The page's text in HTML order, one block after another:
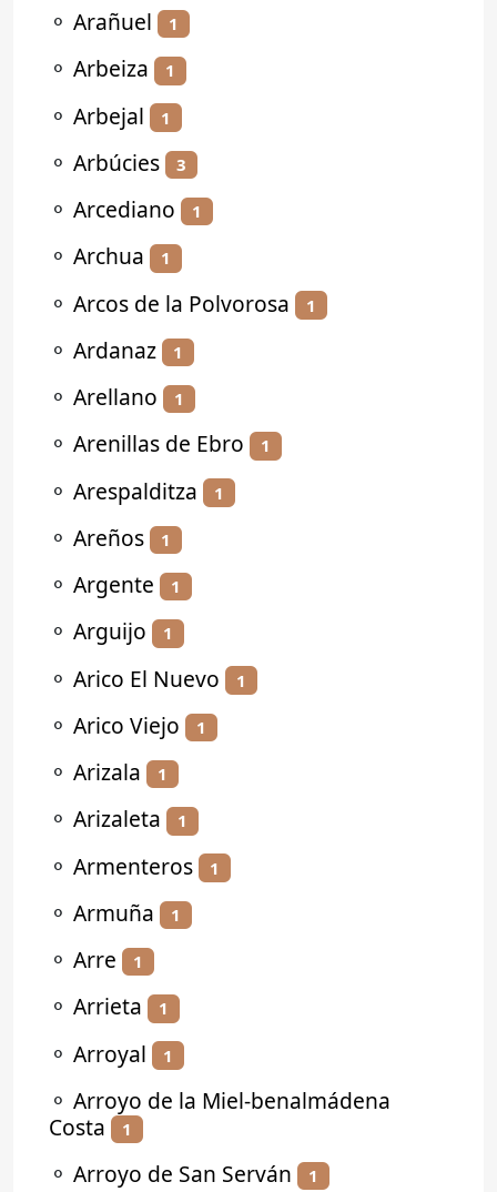
⚬ Arañuel 1
⚬ Arbeiza 1
⚬ Arbejal 1
⚬ Arbúcies 3
⚬ Arcediano 1
⚬ Archua 1
⚬ Arcos de la Polvorosa 1
⚬ Ardanaz 1
⚬ Arellano 1
⚬ Arenillas de Ebro 1
⚬ Arespalditza 1
⚬ Areños 1
⚬ Argente 1
⚬ Arguijo 1
⚬ Arico El Nuevo 1
⚬ Arico Viejo 1
⚬ Arizala 1
⚬ Arizaleta 1
⚬ Armenteros 1
⚬ Armuña 1
⚬ Arre 1
⚬ Arrieta 1
⚬ Arroyal 1
⚬ Arroyo de la Miel-benalmádena
Costa
1
⚬ Arroyo de San Serván 1